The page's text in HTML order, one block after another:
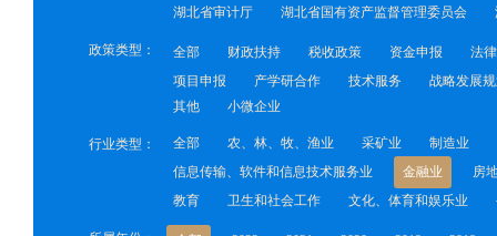
湖北省审计厅
湖北省国有资产监督管理委员会
政策类型： 全部 财政扶持 税收政策 资金申报
法
项目申报
产学研合作 技术服务
战略发展
其他
小微企业
行业类型： 全部 农、林、牧、渔业 采矿业
制造业
信息传输、软件和信息技术服务业
金融业
房
教育
卫生和社会工作 文化、体育和娱乐业